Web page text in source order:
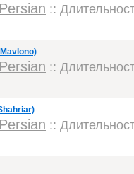
Persian ::
Persian ::
Persian ::